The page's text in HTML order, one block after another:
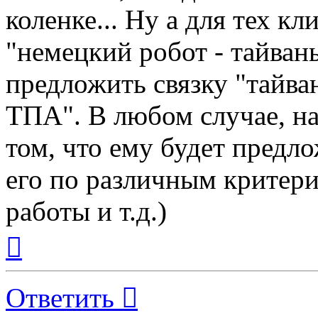
коленке... Ну а для тех
"немецкий робот -
предложить связку
ТПА". В любом случае,
том, что ему будет
его по различным
работы и т.д.)
началу
Ответить